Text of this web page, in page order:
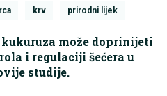
krv prirodni lijek
može doprinijeti
i regulaciji šećera u
studije.